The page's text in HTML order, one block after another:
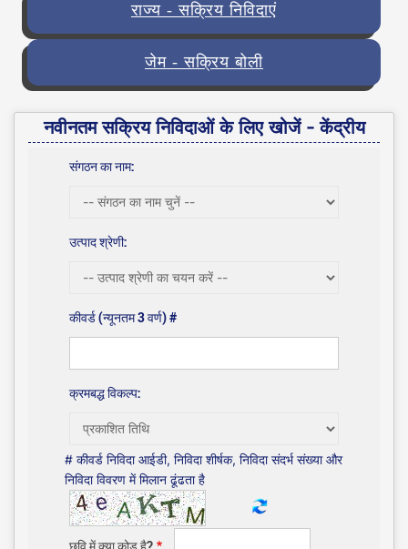
राज्य - सक्रिय निविदाएं
जेम - सक्रिय बोली
नवीनतम सक्रिय निविदाओं के लिए खोजें - केंद्रीय
संगठन का नाम:
उत्पाद श्रेणी:
कीवर्ड (न्यूनतम 3 वर्ण) #
क्रमबद्ध विकल्प:
# कीवर्ड निविदा आईडी, निविदा शीर्षक, निविदा संदर्भ संख्या और
निविदा विवरण में मिलान ढूंढता है